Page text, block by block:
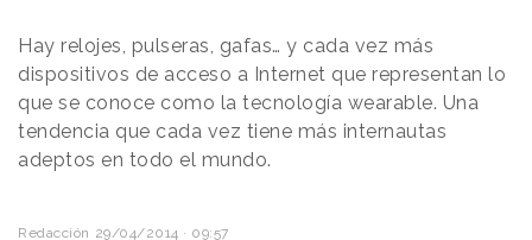
Hay relojes, pulseras, gafas… y cada vez más
dispositivos de acceso a Internet que representan lo
que se conoce como la tecnología wearable. Una
tendencia que cada vez tiene más internautas
adeptos en todo el mundo.
Redacción 29/04/2014 · 09:57